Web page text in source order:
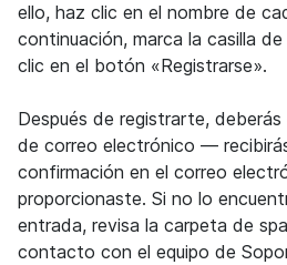
ello, haz clic en el nombre de
continuación, marca la casilla
clic en el botón «Registrarse».
Después de registrarte,
de correo electrónico —
confirmación en el correo
proporcionaste. Si no lo
entrada, revisa la carpeta de
contacto con el equipo de